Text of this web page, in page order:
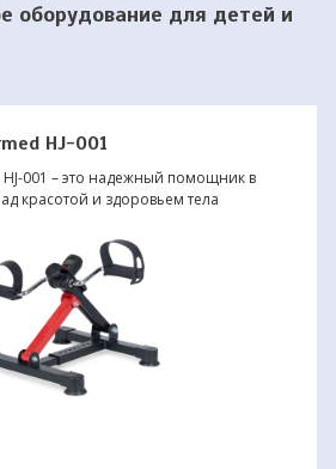
оборудование для детей и
HJ-001
001 – это надежный помощник в
красотой и здоровьем тела